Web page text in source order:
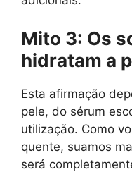
Mito 3: Os
hidratam a
Esta afirmação
pele, do sérum
utilização. Como
quente, suamos
será